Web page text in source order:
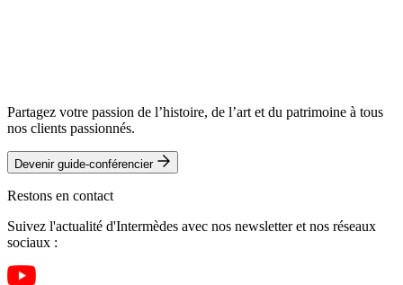
Partagez votre passion de l’histoire, de l’art et du patrimoine à tous
nos clients passionnés.
Devenir guide-conférencier
Restons en contact
Suivez l'actualité d'Intermèdes avec nos newsletter et nos réseaux
sociaux :